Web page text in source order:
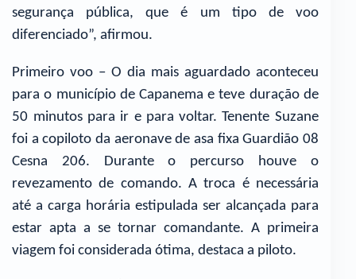
segurança pública, que é um tipo de voo
diferenciado”, afirmou.
Primeiro voo – O dia mais aguardado aconteceu
para o município de Capanema e teve duração de
50 minutos para ir e para voltar. Tenente Suzane
foi a copiloto da aeronave de asa fixa Guardião 08
Cesna 206. Durante o percurso houve o
revezamento de comando. A troca é necessária
até a carga horária estipulada ser alcançada para
estar apta a se tornar comandante. A primeira
viagem foi considerada ótima, destaca a piloto.